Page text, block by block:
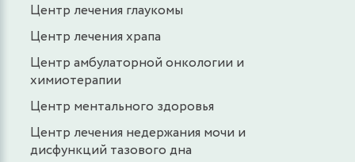
Центр лечения глаукомы
Центр лечения храпа
Центр амбулаторной онкологии и
химиотерапии
Центр ментального здоровья
Центр лечения недержания мочи и
дисфункций тазового дна